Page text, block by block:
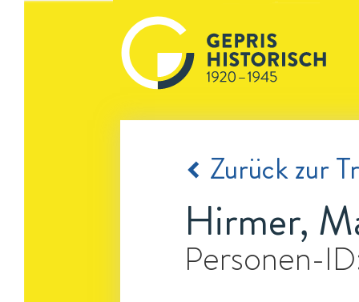
Zurück zur
Hirmer,
Personen-